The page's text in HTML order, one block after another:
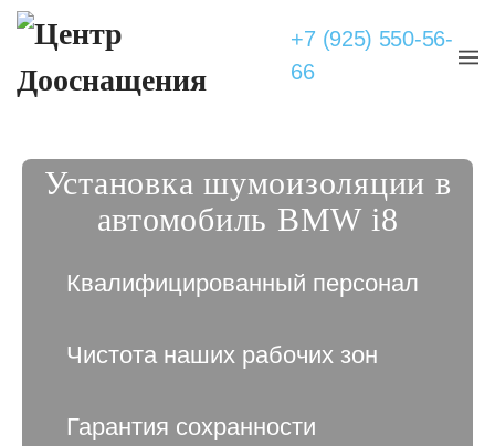
+7 (925) 550-56-
66
Установка шумоизоляции в
автомобиль BMW i8
Квалифицированный персонал
Чистота наших рабочих зон
Гарантия сохранности